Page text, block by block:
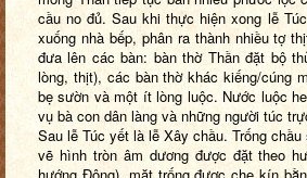
cầu no đủ. Sau khi thực hiện xong lễ
xuống nhà bếp, phân ra thành nhiều tợ
đưa lên các bàn: bàn thờ Thần đặt bộ
lòng, thịt), các bàn thờ khác kiếng/cúng
bẹ sườn và một ít lòng luộc. Nước luộc
vụ bà con dân làng và những người túc
Sau lễ Túc yết là lễ Xây chầu. Trống
vẽ hình tròn âm dương được đặt theo